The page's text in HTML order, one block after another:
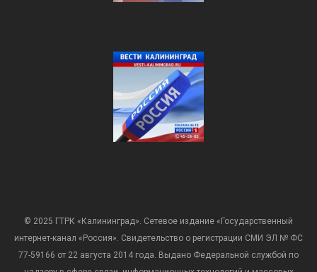
© 2025 ГТРК «Калининград». Сетевое издание «Государственный
интернет-канал «Россия». Свидетельство о регистрации СМИ ЭЛ № ФС
77-59166 от 22 августа 2014 года. Выдано Федеральной службой по